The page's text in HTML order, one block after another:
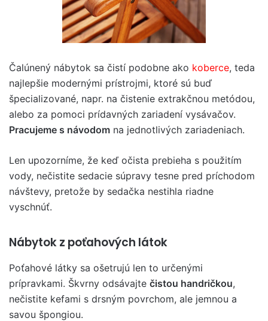
Čalúnený nábytok sa čistí podobne ako koberce, teda
najlepšie modernými prístrojmi, ktoré sú buď
špecializované, napr. na čistenie extrakčnou metódou,
alebo za pomoci prídavných zariadení vysávačov.
Pracujeme s návodom na jednotlivých zariadeniach.
Len upozorníme, že keď očista prebieha s použitím
vody, nečistite sedacie súpravy tesne pred príchodom
návštevy, pretože by sedačka nestihla riadne
vyschnúť.
Nábytok z poťahových látok
Poťahové látky sa ošetrujú len to určenými
prípravkami. Škvrny odsávajte čistou handričkou,
nečistite kefami s drsným povrchom, ale jemnou a
savou špongiou.